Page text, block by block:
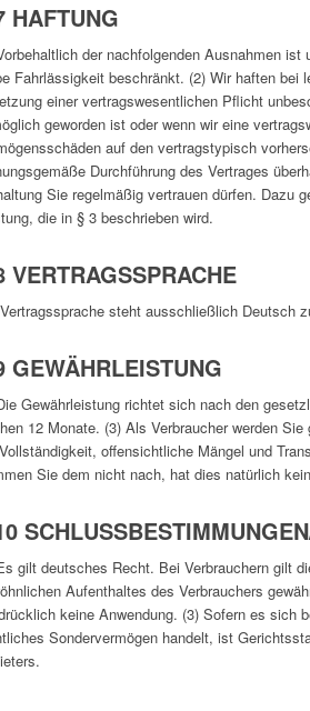
HAFTUNG
der nachfolgenden Ausnahmen
Fahrlässigkeit beschränkt. (2) Wir haften bei
einer vertragswesentlichen Pflicht
geworden ist oder wenn wir eine
auf den vertragstypisch
Durchführung des Vertrages
Sie regelmäßig vertrauen dürfen. Dazu
die in § 3 beschrieben wird.
VERTRAGSSPRACHE
steht ausschließlich Deutsch
GEWÄHRLEISTUNG
Gewährleistung richtet sich nach den
12 Monate. (3) Als Verbraucher werden
offensichtliche Mängel und
Sie dem nicht nach, hat dies natürlich
gilt deutsches Recht. Bei Verbrauchern gilt
Aufenthaltes des Verbrauchers
keine Anwendung. (3) Sofern es sich
Sondervermögen handelt, ist